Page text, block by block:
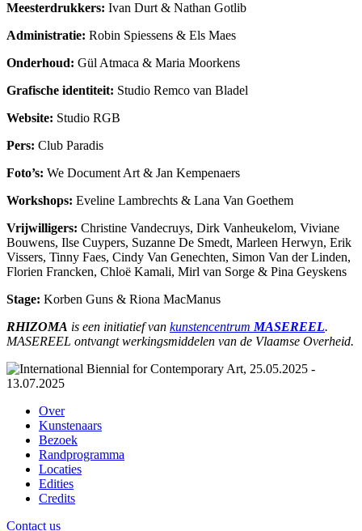
Meesterdrukkers: Ivan Durt & Nathan Gotlib
Administratie: Robin Spiessens & Els Maes
Onderhoud: Gül Atmaca & Maria Moorkens
Grafische identiteit: Studio Remco van Bladel
Website: Studio RGB
Pers: Club Paradis
Foto’s: We Document Art & Jan Kempenaers
Workshops: Eveline Lambrechts & Lana Van Goethem
Vrijwilligers: Christine Vandecruys, Dirk Vanheukelom, Viviane
Bouwens, Ilse Cuypers, Suzanne De Smedt, Marleen Herwyn, Erik
Vissers, Tinny Faes, Cindy Van Genechten, Simon Van der Linden,
Florien Francken, Chloë Kamali, Mirl van Sorge & Pina Geyskens
Stage: Korben Guns & Riona MacManus
RHIZOMA is een initiatief van kunstencentrum MASEREEL.
MASEREEL ontvangt werkingsmiddelen van de Vlaamse Overheid.
Over
Kunstenaars
Bezoek
Randprogramma
Locaties
Edities
Credits
Contact us